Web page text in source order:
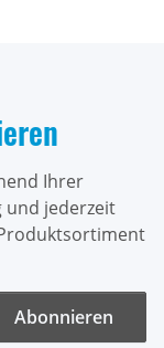
Ihrer
und jederzeit
Abonnieren